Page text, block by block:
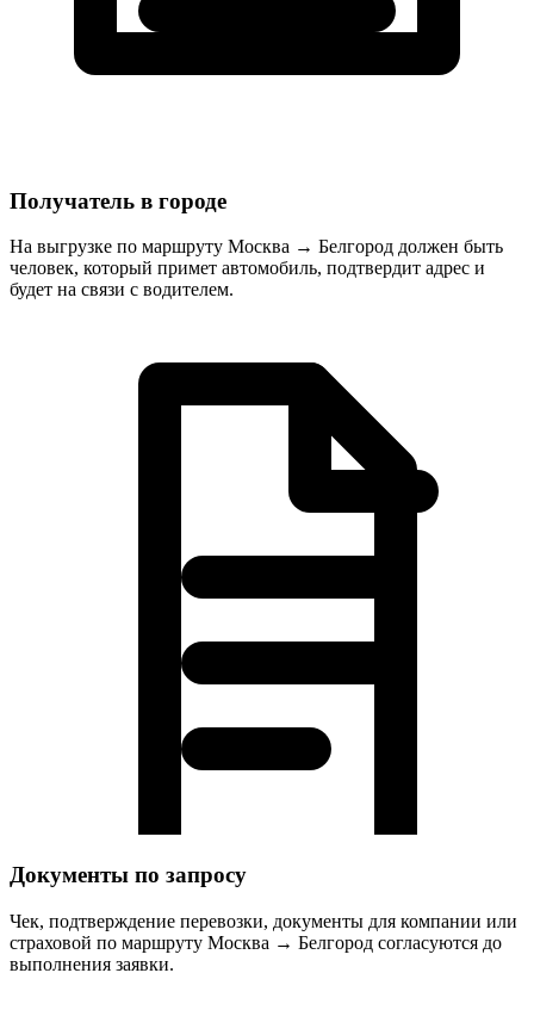
Получатель в городе
На выгрузке по маршруту Москва → Белгород должен быть
человек, который примет автомобиль, подтвердит адрес и
будет на связи с водителем.
Документы по запросу
Чек, подтверждение перевозки, документы для компании или
страховой по маршруту Москва → Белгород согласуются до
выполнения заявки.